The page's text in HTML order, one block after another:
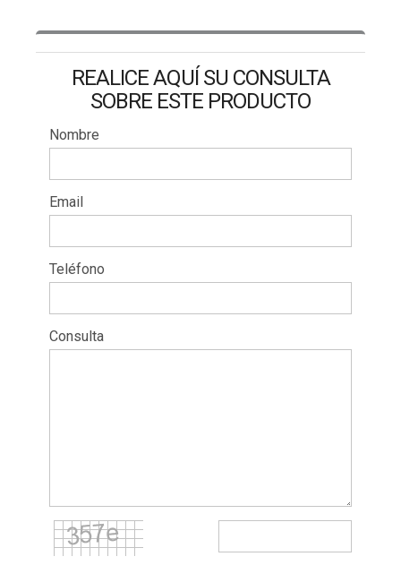
REALICE AQUÍ SU CONSULTA
SOBRE ESTE PRODUCTO
Nombre
Email
Teléfono
Consulta